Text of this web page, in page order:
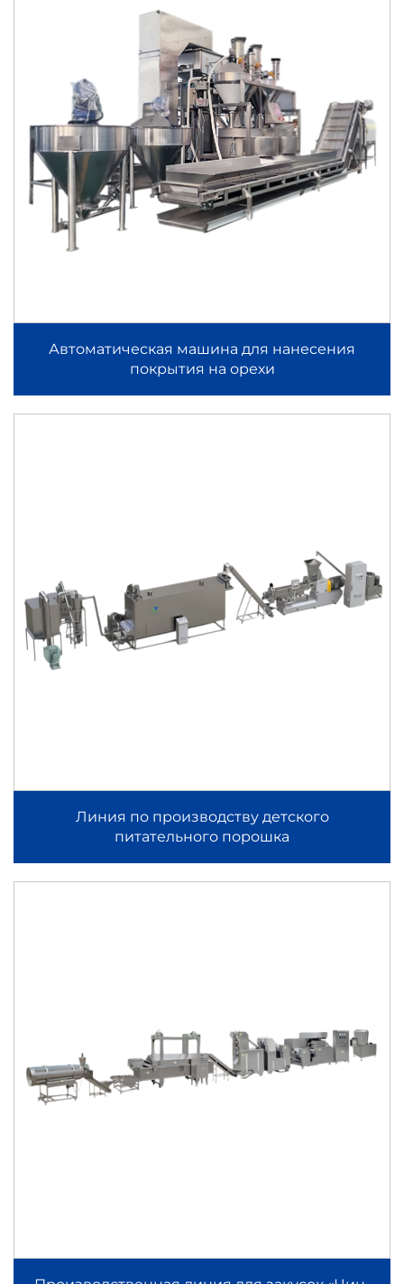
Автоматическая машина для нанесения
покрытия на орехи
Линия по производству детского
питательного порошка